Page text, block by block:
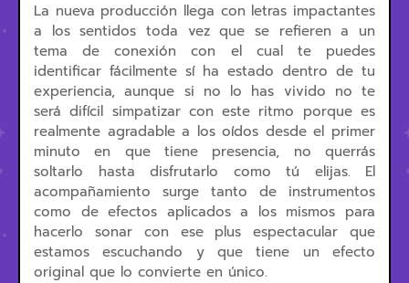
La nueva producción llega con letras impactantes
a los sentidos toda vez que se refieren a un
tema de conexión con el cual te puedes
identificar fácilmente sí ha estado dentro de tu
experiencia, aunque si no lo has vivido no te
será difícil simpatizar con este ritmo porque es
realmente agradable a los oídos desde el primer
minuto en que tiene presencia, no querrás
soltarlo hasta disfrutarlo como tú elijas. El
acompañamiento surge tanto de instrumentos
como de efectos aplicados a los mismos para
hacerlo sonar con ese plus espectacular que
estamos escuchando y que tiene un efecto
original que lo convierte en único.